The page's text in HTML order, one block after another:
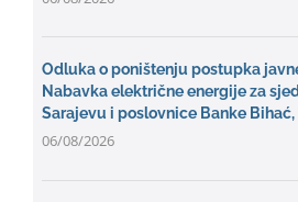
Odluka o poništenju postupka
Nabavka električne energije za
Sarajevu i poslovnice Banke Bihać,
06/08/2026